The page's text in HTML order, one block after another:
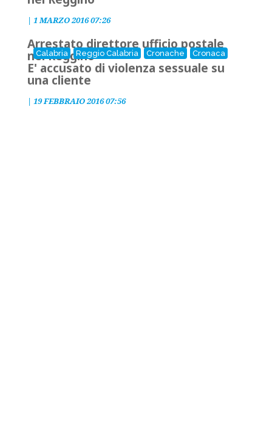
| 1 MARZO 2016 07:26
Calabria Reggio Calabria Cronache Cronaca
Arrestato direttore ufficio postale
nel Reggino
E' accusato di violenza sessuale su
una cliente
| 19 FEBBRAIO 2016 07:56